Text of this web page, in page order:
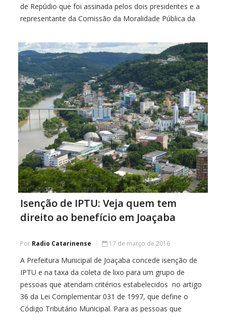
de Repúdio que foi assinada pelos dois presidentes e a
representante da Comissão da Moralidade Pública da
ADVOGADOS DO BRASIL, subseccional […]
Isenção de IPTU: Veja quem tem
direito ao benefício em Joaçaba
Por Radio Catarinense 17 de março de 2016
A Prefeitura Municipal de Joaçaba concede isenção de
IPTU e na taxa da coleta de lixo para um grupo de
pessoas que atendam critérios estabelecidos no artigo
36 da Lei Complementar 031 de 1997, que define o
Código Tributário Municipal. Para as pessoas que